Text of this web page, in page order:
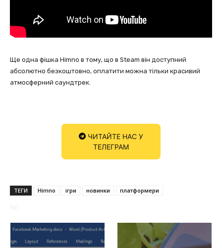
Ще одна фішка Himno в тому, що в Steam він доступний
абсолютно безкоштовно, оплатити можна тільки красивий
атмосферний саундтрек.
ЧИТАЙТЕ НАС У
ТЕЛЕГРАМ
ТЕГИ Himno ігри новинки платформери